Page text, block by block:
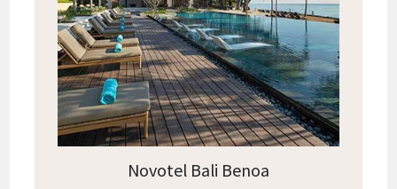
Novotel Bali Benoa